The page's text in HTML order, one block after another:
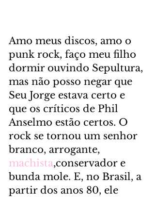
Amo meus discos, amo o
punk rock, faço meu filho
dormir ouvindo Sepultura,
mas não posso negar que
Seu Jorge estava certo e
que os críticos de Phil
Anselmo estão certos. O
rock se tornou um senhor
branco, arrogante,
machista,conservador e
bunda mole. E, no Brasil, a
partir dos anos 80, ele